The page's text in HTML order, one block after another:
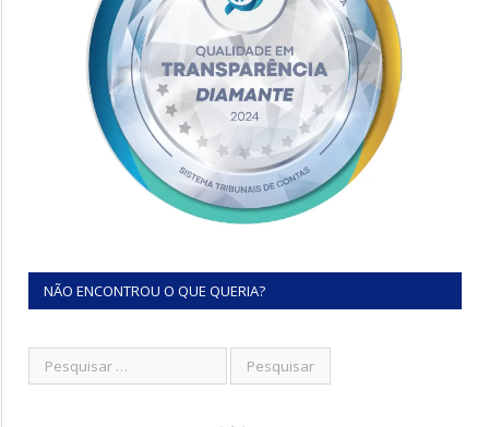
NÃO ENCONTROU O QUE QUERIA?